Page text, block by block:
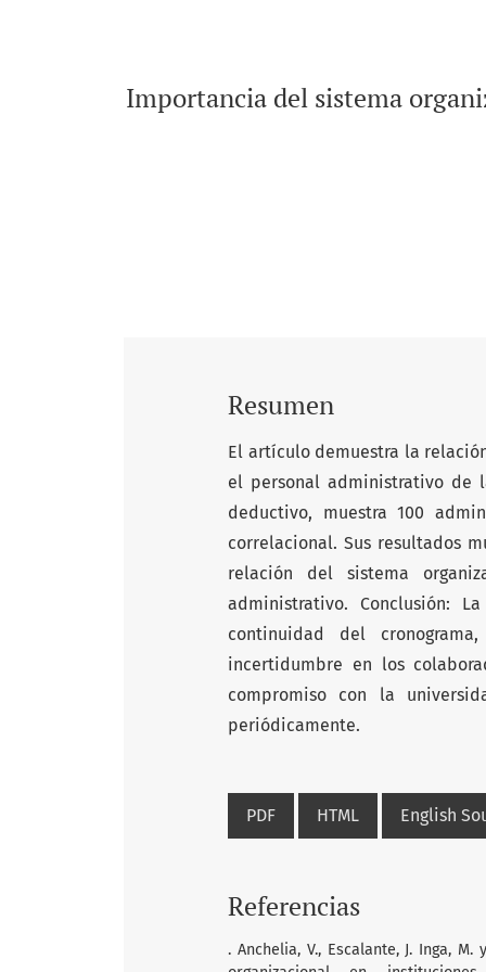
Importancia del sistema
Resumen
El artículo demuestra la
el personal administrativo de
deductivo, muestra 100
correlacional. Sus resultados
relación del sistema
administrativo. Conclusión:
continuidad del
incertidumbre en los
compromiso con la
periódicamente.
PDF HTML English
Referencias
. Anchelia, V., Escalante, J. Inga,